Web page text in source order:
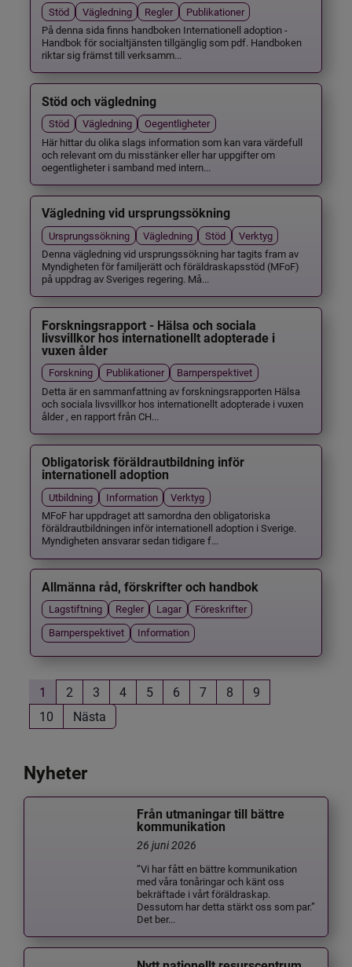
Stöd Vägledning Regler
Publikationer
På denna sida finns handboken Internationell adoption -
Handbok för socialtjänsten tillgänglig som pdf. Handboken
riktar sig främst till verksamm...
Stöd och vägledning
Stöd Vägledning
Oegentligheter
Här hittar du olika slags information som kan vara värdefull
och relevant om du misstänker eller har uppgifter om
oegentligheter i samband med intern...
Vägledning vid ursprungssökning
Ursprungssökning Vägledning Stöd
Verktyg
Denna vägledning vid ursprungssökning har tagits fram av
Myndigheten för familjerätt och föräldraskapsstöd (MFoF)
på uppdrag av Sveriges regering. Må...
Forskningsrapport - Hälsa och sociala
livsvillkor hos internationellt adopterade i
vuxen ålder
Forskning Publikationer
Barnperspektivet
Detta är en sammanfattning av forskningsrapporten Hälsa
och sociala livsvillkor hos internationellt adopterade i vuxen
ålder , en rapport från CH...
Obligatorisk föräldrautbildning inför
internationell adoption
Utbildning Information
Verktyg
MFoF har uppdraget att samordna den obligatoriska
föräldrautbildningen inför internationell adoption i Sverige.
Myndigheten ansvarar sedan tidigare f...
Allmänna råd, förskrifter och handbok
Lagstiftning Regler Lagar
Föreskrifter
Barnperspektivet
Information
1 2 3 4 5 6 7 8
9
10
Nästa
Nyheter
Från utmaningar till bättre
kommunikation
26 juni 2026
”Vi har fått en bättre kommunikation
med våra tonåringar och känt oss
bekräftade i vårt föräldraskap.
Dessutom har detta stärkt oss som par.”
Det ber...